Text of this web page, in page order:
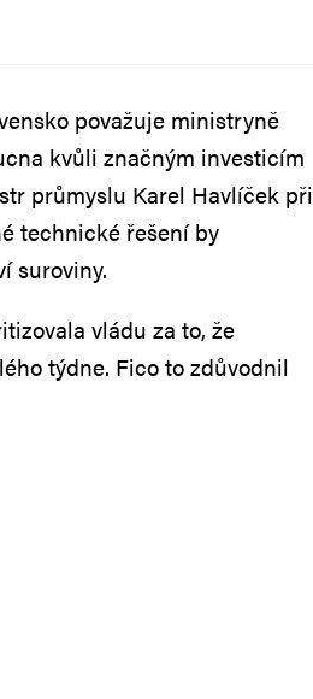
považuje ministryně
kvůli značným investicím
průmyslu Karel Havlíček při
technické řešení by
suroviny.
vládu za to, že
týdne. Fico to zdůvodnil